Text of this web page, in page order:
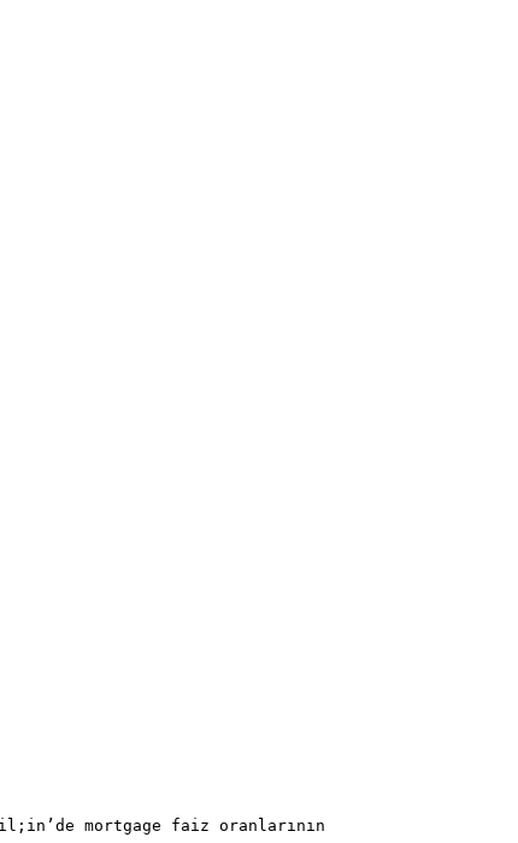
mortgage faiz oranlarının